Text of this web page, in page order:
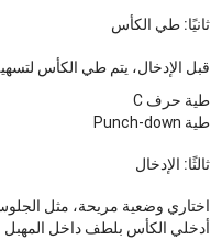
ثانيًا: طي الكأس
قبل الإدخال، يتم طي الكأس
طية حرف C
طية Punch-down
ثالثًا: الإدخال
اختاري وضعية مريحة، مثل
أدخلي الكأس بلطف داخل المهبل